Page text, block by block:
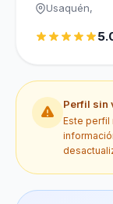
Usaquén,
Perfil sin
Este perfil